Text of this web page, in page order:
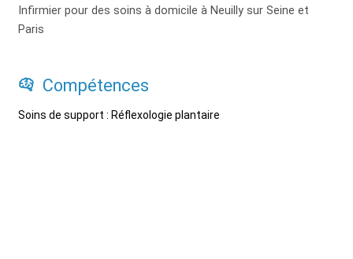
Infirmier pour des soins à domicile à Neuilly sur Seine et
Paris
Compétences
Soins de support : Réflexologie plantaire